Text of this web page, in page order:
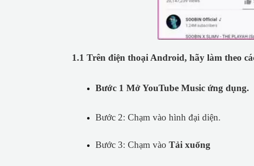
1.1 Trên điện thoại Android, hãy làm theo
Bước 1 Mở YouTube Music ứng dụng.
Bước 2: Chạm vào hình đại diện.
Bước 3: Chạm vào Tải xuống